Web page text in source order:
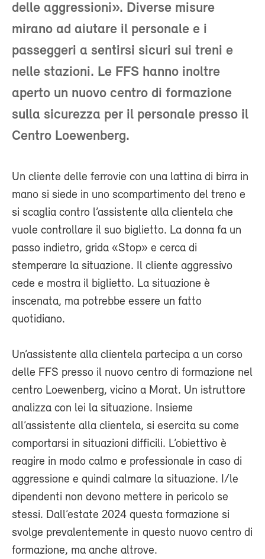
delle aggressioni». Diverse misure
mirano ad aiutare il personale e i
passeggeri a sentirsi sicuri sui treni e
nelle stazioni. Le FFS hanno inoltre
aperto un nuovo centro di formazione
sulla sicurezza per il personale presso il
Centro Loewenberg.
Un cliente delle ferrovie con una lattina di birra in
mano si siede in uno scompartimento del treno e
si scaglia contro l’assistente alla clientela che
vuole controllare il suo biglietto. La donna fa un
passo indietro, grida «Stop» e cerca di
stemperare la situazione. Il cliente aggressivo
cede e mostra il biglietto. La situazione è
inscenata, ma potrebbe essere un fatto
quotidiano.
Un’assistente alla clientela partecipa a un corso
delle FFS presso il nuovo centro di formazione nel
centro Loewenberg, vicino a Morat. Un istruttore
analizza con lei la situazione. Insieme
all’assistente alla clientela, si esercita su come
comportarsi in situazioni difficili. L’obiettivo è
reagire in modo calmo e professionale in caso di
aggressione e quindi calmare la situazione. I/le
dipendenti non devono mettere in pericolo se
stessi. Dall’estate 2024 questa formazione si
svolge prevalentemente in questo nuovo centro di
formazione, ma anche altrove.